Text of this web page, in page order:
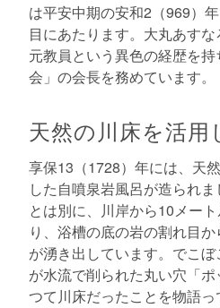
は平安中期の安和2（969）
目にあたります。大丸あす
元教員という異色の経歴を
会」の会長を務めています。
天然の川床を活用
享保13（1728）年には、天
した自噴泉岩風呂が造られ
とは別に、川岸から10メー
り、浴槽の底の岩の割れ目
が湧き出しています。でこ
が水流で削られた丸い穴「
つて川床だったことを物語っ